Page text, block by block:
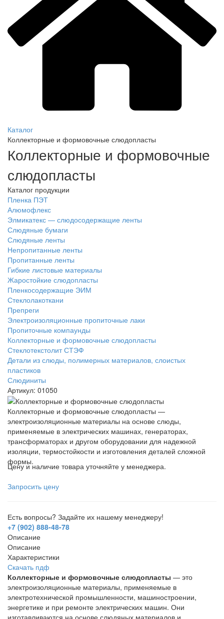
Каталог
Коллекторные и формовочные слюдопласты
Коллекторные и формовочные
слюдопласты
Каталог продукции
Пленка ПЭТ
Алюмофлекс
Элмикатекс — слюдосодержащие ленты
Слюдяные бумаги
Слюдяные ленты
Непропитанные ленты
Пропитанные ленты
Гибкие листовые материалы
Жаростойкие слюдопласты
Пленкосодержащие ЭИМ
Стеклолакоткани
Препреги
Электроизоляционные пропиточные лаки
Пропиточные компаунды
Коллекторные и формовочные слюдопласты
Стеклотекстолит СТЭФ
Детали из слюды, полимерных материалов, слоистых
пластиков
Слюдиниты
Артикул: 01050
Коллекторные и формовочные слюдопласты —
электроизоляционные материалы на основе слюды,
применяемые в электрических машинах, генераторах,
трансформаторах и другом оборудовании для надежной
изоляции, термостойкости и изготовления деталей сложной
формы.
Цену и наличие товара уточняйте у менеджера.
Запросить цену
Есть вопросы? Задайте их нашему менеджеру!
+7 (902) 888-48-78
Описание
Описание
Характеристики
Скачать пдф
Коллекторные и формовочные слюдопласты — это
электроизоляционные материалы, применяемые в
электротехнической промышленности, машиностроении,
энергетике и при ремонте электрических машин. Они